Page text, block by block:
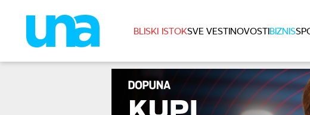
BLISKI ISTOKSVE VESTINOVOSTIBIZNIS